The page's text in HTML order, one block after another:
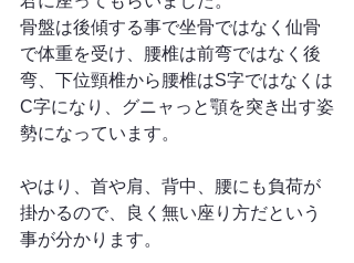
骨盤は後傾する事で坐骨ではなく仙骨
で体重を受け、腰椎は前弯ではなく後
弯、下位頸椎から腰椎はS字ではなくは
C字になり、グニャっと顎を突き出す姿
勢になっています。
やはり、首や肩、背中、腰にも負荷が
掛かるので、良く無い座り方だという
事が分かります。